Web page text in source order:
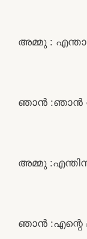
അമ്മു :
ഞാൻ :ഞാൻ
അമ്മു
ഞാൻ :എന്റെ